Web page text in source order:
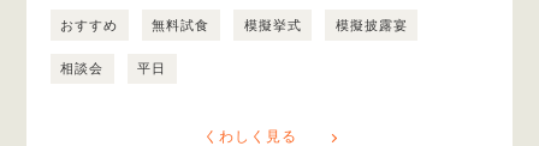
おすすめ 無料試食 模擬挙式 模擬披露宴
相談会 平日
くわしく見る